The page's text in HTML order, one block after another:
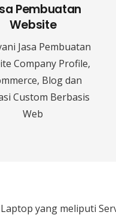
Pembuatan
Website
Jasa Pembuatan
Company Profile,
Blog dan
Custom Berbasis
Web
yang meliputi